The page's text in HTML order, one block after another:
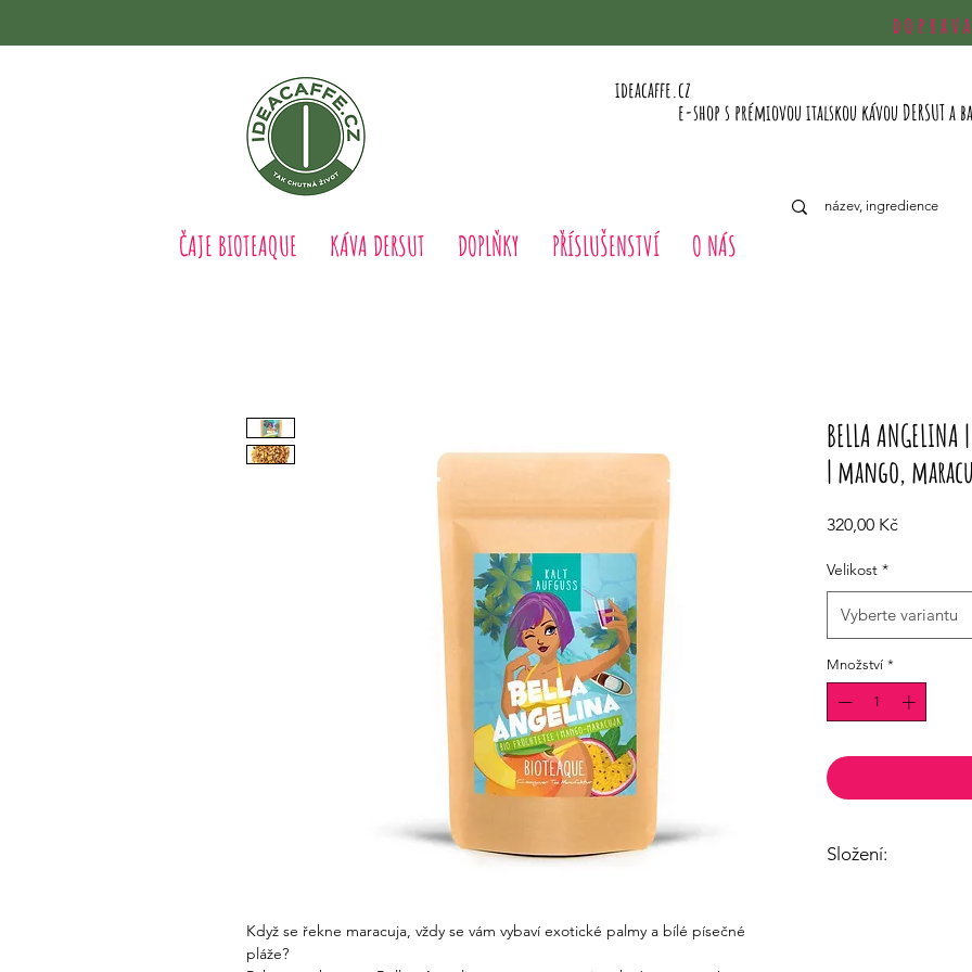
e-shop s prémiovou italskou kávou DERSUT a
ideacaffe.cz
ČAJE BIOTEAQUE KÁVA DERSUT DOPLŇKY PŘÍSLUŠENSTVÍ O NÁS
Když se řekne maracuja, vždy se vám vybaví exotické palmy a bílé písečné
pláže?
BELLA
| mango,
320,00 KčCena
Velikost *
Vyberte variantu
Množství *
Složení: